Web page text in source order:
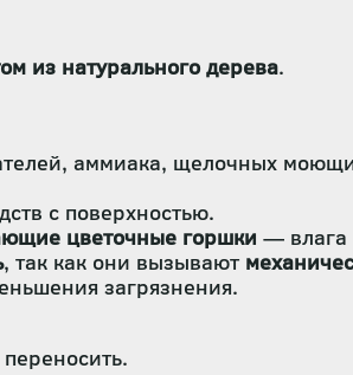
из натурального дерева.
аммиака, щелочных
с поверхностью.
цветочные горшки — влага
, так как они вызывают
загрязнения.